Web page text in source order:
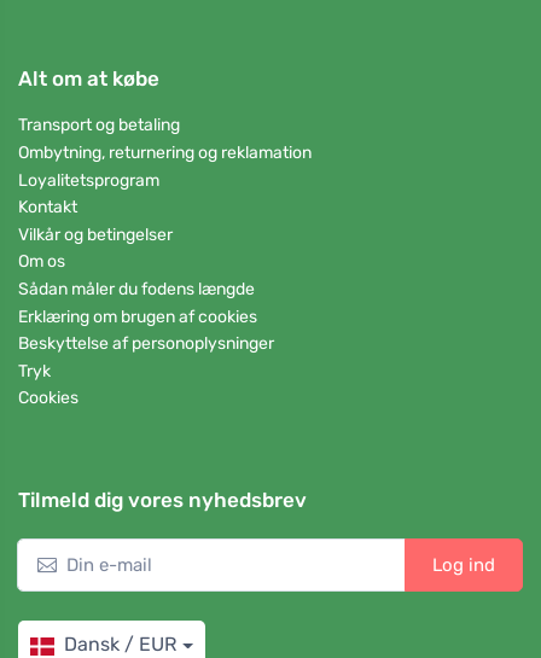
Alt om at købe
Transport og betaling
Ombytning, returnering og reklamation
Loyalitetsprogram
Kontakt
Vilkår og betingelser
Om os
Sådan måler du fodens længde
Erklæring om brugen af cookies
Beskyttelse af personoplysninger
Tryk
Cookies
Tilmeld dig vores nyhedsbrev
Log ind
Dansk / EUR